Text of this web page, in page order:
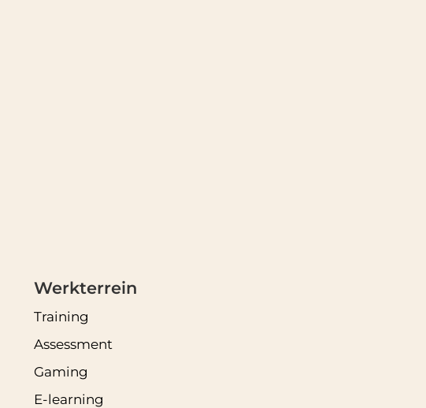
Werkterrein
Training
Assessment
Gaming
E-learning